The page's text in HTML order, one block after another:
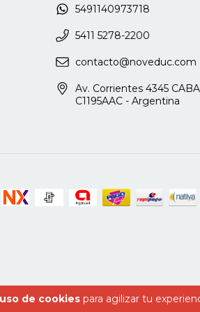
de cookiespara agilizar tu
5491140973718
5411 5278-2200
contacto@noveduc.com
Av. Corrientes 4345
C1195AAC - Argentina